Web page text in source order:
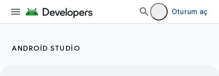
Oturum aç
ANDROID STUDIO